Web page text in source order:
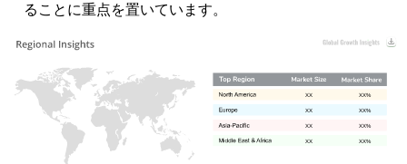
ることに重点を置いています。
XX%
XX
XX%
XX
XX%
XX
XX%
XX